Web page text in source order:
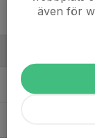
Willem W.
även för